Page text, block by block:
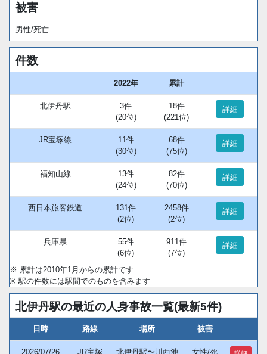
被害
男性/死亡
件数
2022年 累計
北伊丹駅
3件
(20位)
18件
(221位)
詳細
JR宝塚線
11件
(30位)
68件
(75位)
詳細
福知山線
13件
(24位)
82件
(70位)
詳細
西日本旅客鉄道
131件
(2位)
2458件
(2位)
詳細
兵庫県
55件
(6位)
911件
(7位)
詳細
※ 累計は2010年1月からの累計です
※ 駅の件数には駅間でのものを含みます
北伊丹駅の最近の人身事故一覧(最新5件)
日時 路線 場所 被害
2026/07/26
JR宝塚
北伊丹駅〜川西池
女性/死